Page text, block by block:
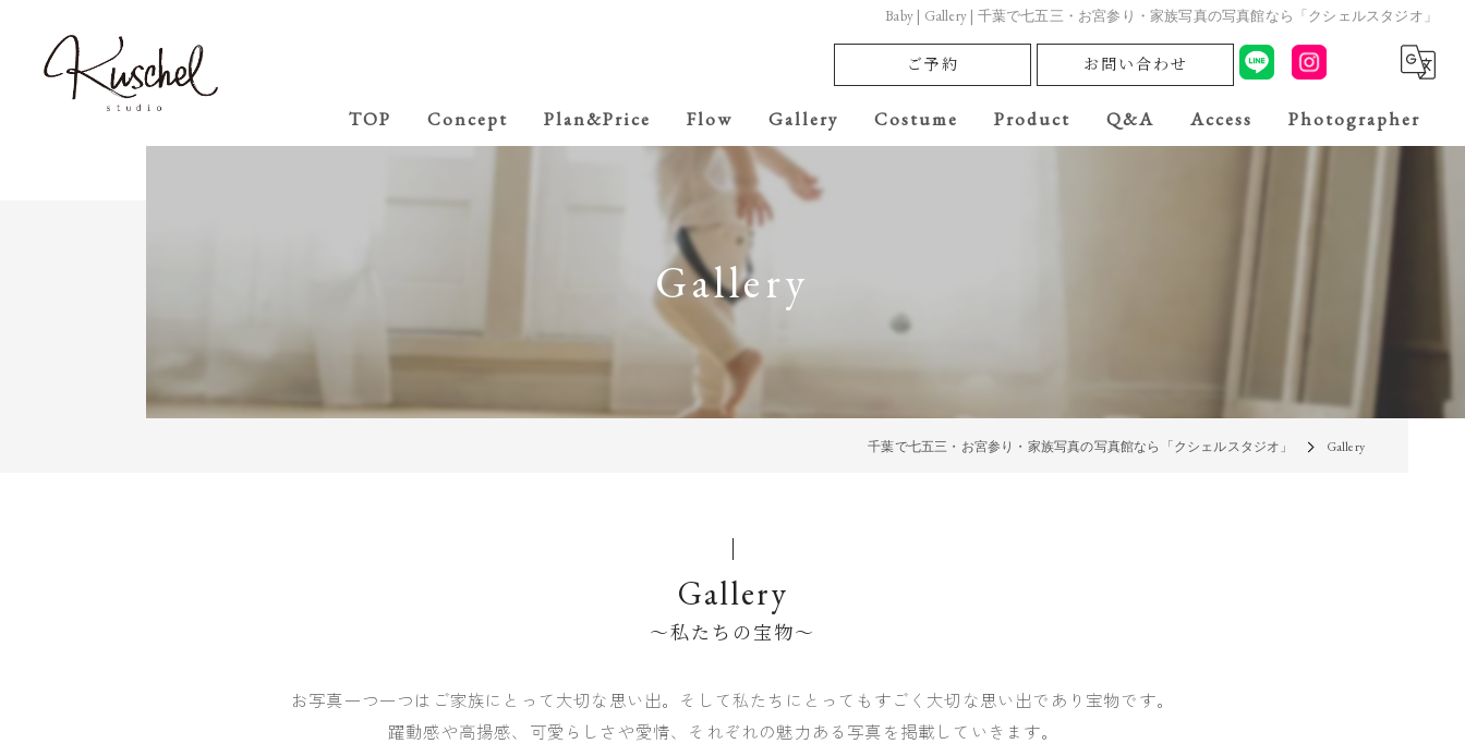
Baby | Gallery | 千葉で七五三・お宮参り・家族写真の写真館なら「クシェルスタジオ」
ご予約 お問い合わせ
TOP Concept Plan&Price
Rental studio
Flow Gallery Costume Product Q&A Access Photographer
Gallery
千葉で七五三・お宮参り・家族写真の写真館なら「クシェルスタジオ」 Gallery
Gallery
〜私たちの宝物〜
お写真一つ一つはご家族にとって大切な思い出。そして私たちにとってもすごく大切な思い出であり宝物です。
躍動感や高揚感、可愛らしさや愛情、それぞれの魅力ある写真を掲載していきます。